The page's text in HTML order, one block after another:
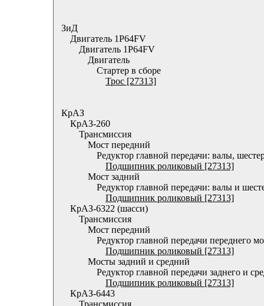
ЗиД
Двигатель 1P64FV
Двигатель 1P64FV
Двигатель
Стартер в сборе
Трос [27313]
КрАЗ
КрАЗ-260
Трансмиссия
Мост передний
Редуктор главной передачи: валы,
Подшипник роликовый [27313]
Мост задний
Редуктор главной передачи: валы и
Подшипник роликовый [27313]
КрАЗ-6322 (шасси)
Трансмиссия
Мост передний
Редуктор главной передачи переднего
Подшипник роликовый [27313]
Мосты задний и средний
Редуктор главной передачи заднего и
Подшипник роликовый [27313]
КрАЗ-6443
Трансмиссия